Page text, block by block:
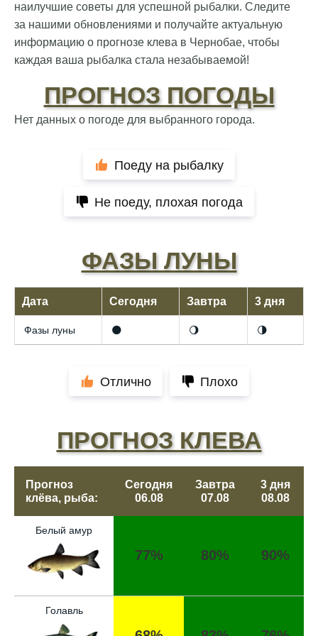
наилучшие советы для успешной рыбалки. Следите
за нашими обновлениями и получайте актуальную
информацию о прогнозе клева в Чернобае, чтобы
каждая ваша рыбалка стала незабываемой!
ПРОГНОЗ ПОГОДЫ
Нет данных о погоде для выбранного города.
Поеду на рыбалку
Не поеду, плохая погода
ФАЗЫ ЛУНЫ
Дата Сегодня Завтра 3 дня
Фазы луны 🌑 🌖 🌗
Отлично Плохо
ПРОГНОЗ КЛЕВА
Прогноз
клёва, рыба:
Сегодня
06.08
Завтра
07.08
3 дня
08.08
Белый амур
77% 80% 90%
Голавль